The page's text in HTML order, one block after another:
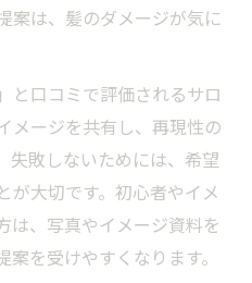
案は、髪のダメージが気に
と口コミで評価されるサロ
メージを共有し、再現性の
失敗しないためには、希望
が大切です。初心者やイメ
は、写真やイメージ資料を
を受けやすくなります。